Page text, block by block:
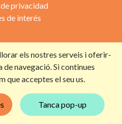
els nostres serveis i oferir-
navegació. Si continues
que acceptes el seu us.
Tanca pop-up
privacidad
de interés
por:
de: